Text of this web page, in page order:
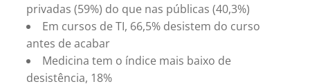
privadas (59%) do que nas públicas (40,3%)
Em cursos de TI, 66,5% desistem do curso
antes de acabar
Medicina tem o índice mais baixo de
desistência, 18%